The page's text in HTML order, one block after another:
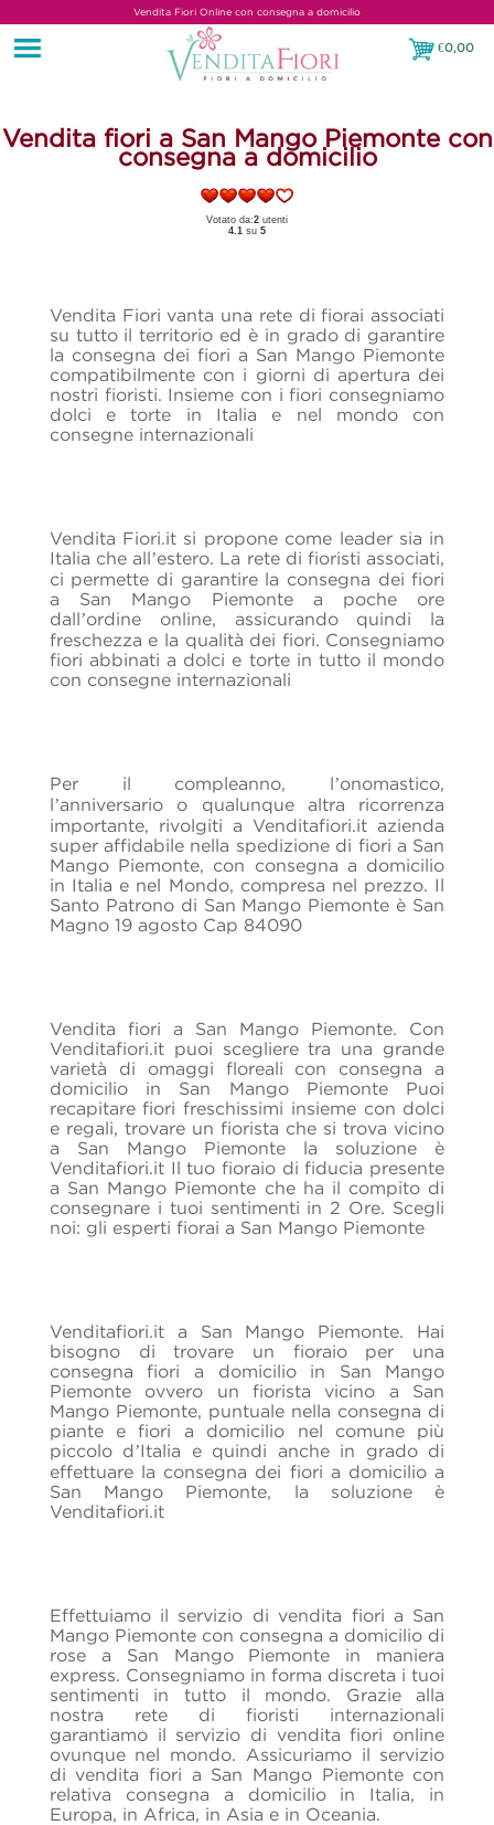
Vendita Fiori Online con consegna a domicilio
€0,00
€0,00
Vendita fiori a San Mango Piemonte con
consegna a domicilio
Votato da:2 utenti
4.1 su 5
Vendita Fiori vanta una rete di fiorai associati
su tutto il territorio ed è in grado di garantire
la consegna dei fiori a San Mango Piemonte
compatibilmente con i giorni di apertura dei
nostri fioristi. Insieme con i fiori consegniamo
dolci e torte in Italia e nel mondo con
consegne internazionali
Vendita Fiori.it si propone come leader sia in
Italia che all’estero. La rete di fioristi associati,
ci permette di garantire la consegna dei fiori
a San Mango Piemonte a poche ore
dall’ordine online, assicurando quindi la
freschezza e la qualità dei fiori. Consegniamo
fiori abbinati a dolci e torte in tutto il mondo
con consegne internazionali
Per il compleanno, l’onomastico,
l’anniversario o qualunque altra ricorrenza
importante, rivolgiti a Venditafiori.it azienda
super affidabile nella spedizione di fiori a San
Mango Piemonte, con consegna a domicilio
in Italia e nel Mondo, compresa nel prezzo. Il
Santo Patrono di San Mango Piemonte è San
Magno 19 agosto Cap 84090
Vendita fiori a San Mango Piemonte. Con
Venditafiori.it puoi scegliere tra una grande
varietà di omaggi floreali con consegna a
domicilio in San Mango Piemonte Puoi
recapitare fiori freschissimi insieme con dolci
e regali, trovare un fiorista che si trova vicino
a San Mango Piemonte la soluzione è
Venditafiori.it Il tuo fioraio di fiducia presente
a San Mango Piemonte che ha il compito di
consegnare i tuoi sentimenti in 2 Ore. Scegli
noi: gli esperti fiorai a San Mango Piemonte
Venditafiori.it a San Mango Piemonte. Hai
bisogno di trovare un fioraio per una
consegna fiori a domicilio in San Mango
Piemonte ovvero un fiorista vicino a San
Mango Piemonte, puntuale nella consegna di
piante e fiori a domicilio nel comune più
piccolo d’Italia e quindi anche in grado di
effettuare la consegna dei fiori a domicilio a
San Mango Piemonte, la soluzione è
Venditafiori.it
Effettuiamo il servizio di vendita fiori a San
Mango Piemonte con consegna a domicilio di
rose a San Mango Piemonte in maniera
express. Consegniamo in forma discreta i tuoi
sentimenti in tutto il mondo. Grazie alla
nostra rete di fioristi internazionali
garantiamo il servizio di vendita fiori online
ovunque nel mondo. Assicuriamo il servizio
di vendita fiori a San Mango Piemonte con
relativa consegna a domicilio in Italia, in
Europa, in Africa, in Asia e in Oceania.